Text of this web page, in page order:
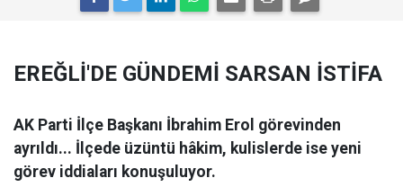
EREĞLİ'DE GÜNDEMİ SARSAN İSTİFA
AK Parti İlçe Başkanı İbrahim Erol görevinden
ayrıldı... İlçede üzüntü hâkim, kulislerde ise yeni
görev iddiaları konuşuluyor.